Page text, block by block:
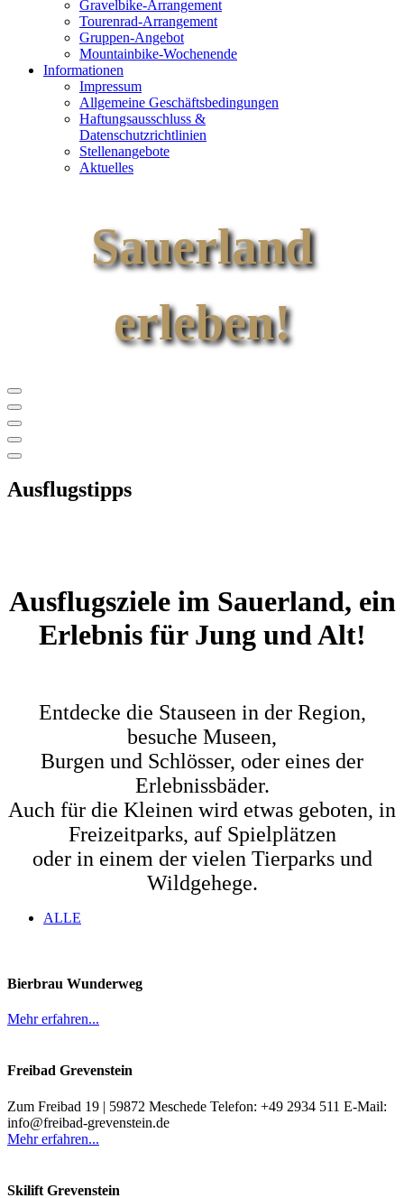
Gravelbike-Arrangement
Tourenrad-Arrangement
Gruppen-Angebot
Mountainbike-Wochenende
Informationen
Impressum
Allgemeine Geschäftsbedingungen
Haftungsausschluss &
Datenschutzrichtlinien
Stellenangebote
Aktuelles
Sauerland
erleben!
Ausflugstipps
Ausflugsziele im Sauerland, ein
Erlebnis für Jung und Alt!
Entdecke die Stauseen in der Region,
besuche Museen,
Burgen und Schlösser, oder eines der
Erlebnissbäder.
Auch für die Kleinen wird etwas geboten, in
Freizeitparks, auf Spielplätzen
oder in einem der vielen Tierparks und
Wildgehege.
ALLE
Bierbrau Wunderweg
Mehr erfahren...
Freibad Grevenstein
Zum Freibad 19 | 59872 Meschede Telefon: +49 2934 511 E-Mail:
info@freibad-grevenstein.de
Mehr erfahren...
Skilift Grevenstein